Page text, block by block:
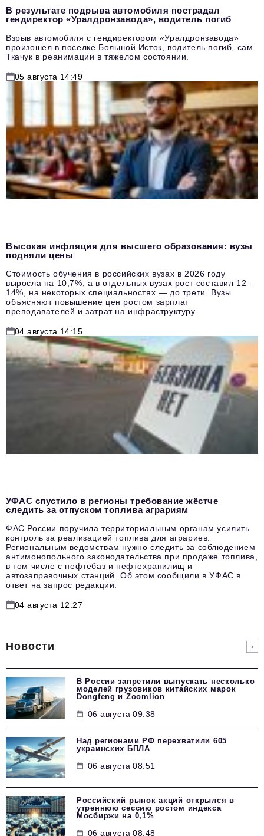
В результате подрыва автомобиля пострадал
гендиректор «Уралдронзавода», водитель погиб
Взрыв автомобиля с гендиректором «Уралдронзавода»
произошел в поселке Большой Исток, водитель погиб, сам
Ткачук в реанимации в тяжелом состоянии.
05 августа 14:49
Высокая инфляция для высшего образования: вузы
подняли цены
Стоимость обучения в российских вузах в 2026 году
выросла на 10,7%, а в отдельных вузах рост составил 12–
14%, на некоторых специальностях — до трети. Вузы
объясняют повышение цен ростом зарплат
преподавателей и затрат на инфраструктуру.
04 августа 14:15
УФАС спустило в регионы требование жёстче
следить за отпуском топлива аграриям
ФАС России поручила территориальным органам усилить
контроль за реализацией топлива для аграриев.
Региональным ведомствам нужно следить за соблюдением
антимонопольного законодательства при продаже топлива,
в том числе с нефтебаз и нефтехранилищ и
автозаправочных станций. Об этом сообщили в УФАС в
ответ на запрос редакции.
04 августа 12:27
Новости
В России запретили выпускать несколько
моделей грузовиков китайских марок
Dongfeng и Zoomlion
06 августа 09:38
Над регионами РФ перехватили 605
украинских БПЛА
06 августа 08:51
Российский рынок акций открылся в
утреннюю сессию ростом индекса
Мосбиржи на 0,1%
06 августа 08:48